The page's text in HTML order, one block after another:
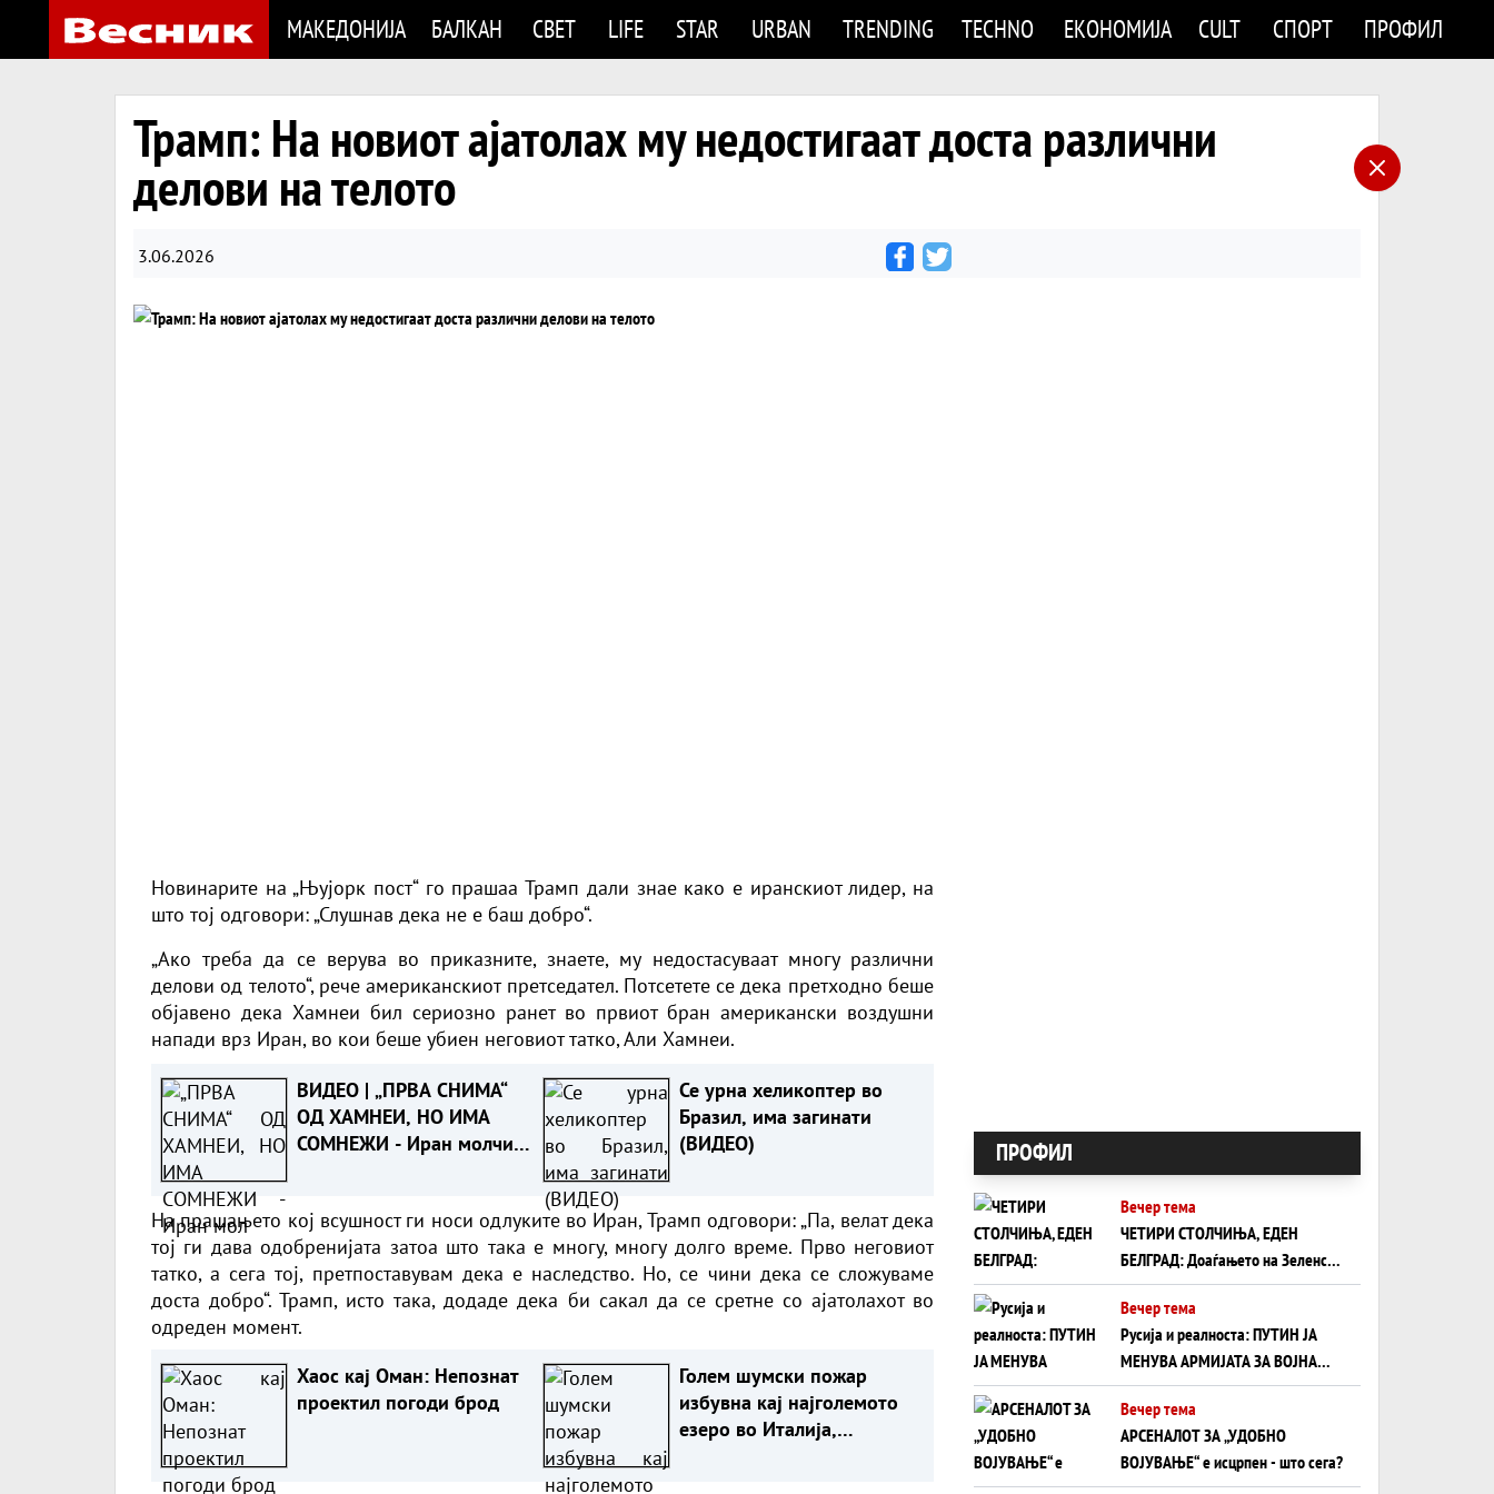
МАКЕДОНИЈА БАЛКАН СВЕТ LIFE STAR URBAN TRENDING TECHNO ЕКОНОМИЈА CULT СПОРТ ПРОФИЛ
Трамп: На новиот ајатолах му недостигаат доста различни
делови на телото
3.06.2026
Новинарите на „Њујорк пост“ го прашааТрамп дали знае како е иранскиот лидер, на
што тој одговори: „Слушнав дека не е баш добро“.
„Ако треба да се верува во приказните, знаете, му недостасуваат многу различни
делови од телото“, рече американскиот претседател. Потсетете се дека претходно беше
објавено дека Хамнеи бил сериозно ранет во првиот бран американски воздушни
напади врз Иран, во кои беше убиен неговиот татко, Али Хамнеи.
ВИДЕО | „ПРВА СНИМА“
ОД ХАМНЕИ, НО ИМА
СОМНЕЖИ - Иран молчи:
Се урна хеликоптер во
Бразил, има загинати
(ВИДЕО)
На прашањето кој всушност ги носи одлуките во Иран, Трамп одговори: „Па, велат дека
тој ги дава одобренијата затоа што така е многу, многу долго време. Прво неговиот
татко, а сега тој, претпоставувам дека е наследство. Но, се чини дека се сложуваме
доста добро“. Трамп, исто така, додаде дека би сакал да се сретне со ајатолахотво
одреден момент.
Хаос кај Оман: Непознат
проектил погоди брод
Голем шумски пожар
избувна кај најголемото
езеро во Италија,
ПРОФИЛ
Вечер тема
ЧЕТИРИ СТОЛЧИЊА, ЕДЕН
БЕЛГРАД: Доаѓањето на Зеленски
ги открива тајните на политиката
на балансирање на Вучиќ
Вечер тема
Русија и реалноста: ПУТИН ЈА
МЕНУВА АРМИЈАТА ЗА ВОЈНА
ШТО ОСТАНУВА БЕЗ ФРОНТ
Вечер тема
АРСЕНАЛОТ ЗА „УДОБНО
ВОЈУВАЊЕ“ е исцрпен - што сега?